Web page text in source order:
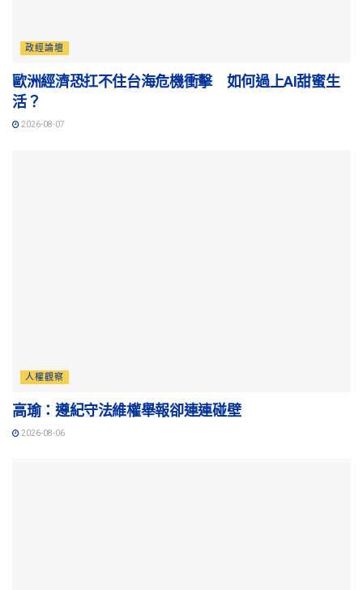
政經論壇
歐洲經濟恐扛不住台海危機衝擊 如何過上AI甜蜜生
活？
2026-08-07
人權觀察
高瑜：遵紀守法維權舉報卻連連碰壁
2026-08-06